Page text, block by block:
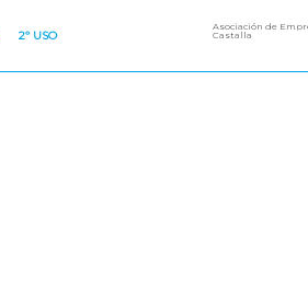
2º USO
Asociación de
Castalla